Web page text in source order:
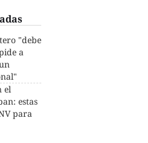
"debe
a
el
estas
para